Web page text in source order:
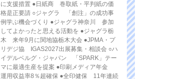
に支援措置 ●日紙商 巻取紙・平判紙の価
格是正要請 ○ジャグラ 「創注」の成功事
例学ぶ機会づくり ●ジャグラ神奈川 参加
してよかったと思える活動を ●ジャグラ栃
木 来年9月に関地協栃木大会 ●JPMA・プ
リデジ協 IGAS2027出展募集・相談会 ○ハ
イデルベルグ・ジャパン 「SPARK」テー
マに最適生産を提案 ●印刷メディア年金
運用収益率8％超確保 ●全印健保 11年連続